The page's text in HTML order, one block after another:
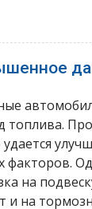
топлива.
удается
факторов.
на
и на